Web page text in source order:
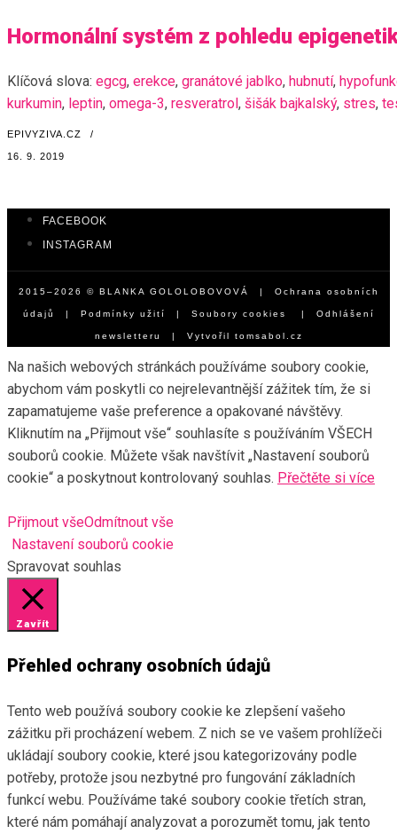
Hormonální systém z pohledu
Klíčová slova: egcg, erekce, granátové jablko, hubnutí,
kurkumin, leptin, omega-3, resveratrol, šišák bajkalský, stres,
EPIVYZIVA.CZ /
16. 9. 2019
FACEBOOK
INSTAGRAM
2015–2026 © BLANKA GOLOLOBOVOVÁ | Ochrana osobních
údajů | Podmínky užití | Soubory cookies | Odhlášení
newsletteru | Vytvořil tomsabol.cz
Na našich webových stránkách používáme soubory cookie,
abychom vám poskytli co nejrelevantnější zážitek tím, že si
zapamatujeme vaše preference a opakované návštěvy.
Kliknutím na „Přijmout vše“ souhlasíte s používáním VŠECH
souborů cookie. Můžete však navštívit „Nastavení souborů
cookie“ a poskytnout kontrolovaný souhlas. Přečtěte si více
Přijmout všeOdmítnout vše
Nastavení souborů cookie
Spravovat souhlas
Zavřít
Přehled ochrany osobních údajů
Tento web používá soubory cookie ke zlepšení vašeho
zážitku při procházení webem. Z nich se ve vašem prohlížeči
ukládají soubory cookie, které jsou kategorizovány podle
potřeby, protože jsou nezbytné pro fungování základních
funkcí webu. Používáme také soubory cookie třetích stran,
které nám pomáhají analyzovat a porozumět tomu, jak tento